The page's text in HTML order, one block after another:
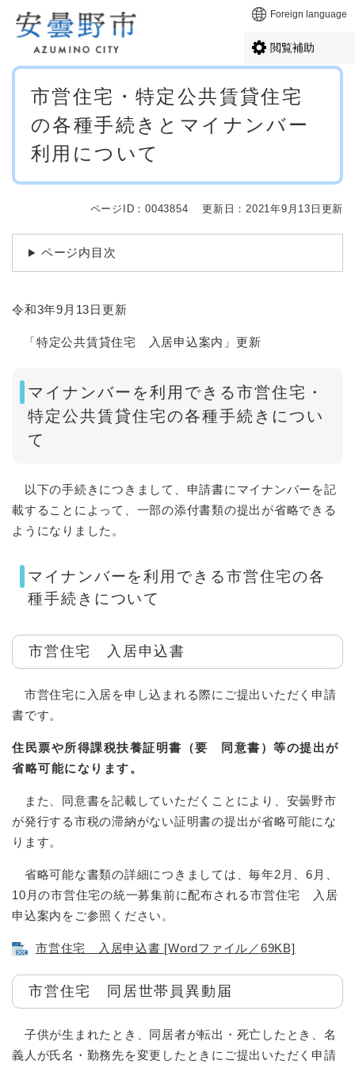
メニューを飛ばして本文へ Foreign language
閲覧補助
本
市営住宅・特定公共賃貸住宅
の各種手続きとマイナンバー
利用について
ページID：0043854 更新日：2021年9月13日更新
ページ内目次
令和3年9月13日更新
「特定公共賃貸住宅 入居申込案内」更新
マイナンバーを利用できる市営住宅・
特定公共賃貸住宅の各種手続きについ
て
以下の手続きにつきまして、申請書にマイナンバーを記
載することによって、一部の添付書類の提出が省略できる
ようになりました。
マイナンバーを利用できる市営住宅の各
種手続きについて
市営住宅 入居申込書
市営住宅に入居を申し込まれる際にご提出いただく申請
書です。
住民票や所得課税扶養証明書（要 同意書）等の提出が
省略可能になります。
また、同意書を記載していただくことにより、安曇野市
が発行する市税の滞納がない証明書の提出が省略可能にな
ります。
省略可能な書類の詳細につきましては、毎年2月、6月、
10月の市営住宅の統一募集前に配布される市営住宅 入居
申込案内をご参照ください。
市営住宅 入居申込書 [Wordファイル／69KB]
市営住宅 同居世帯員異動届
子供が生まれたとき、同居者が転出・死亡したとき、名
義人が氏名・勤務先を変更したときにご提出いただく申請